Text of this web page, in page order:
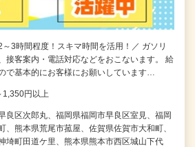
～3時間程度！スキマ時間を活用！／ ガソリ
接客案内・電話対応などをおこないます。 給
で基本的にお客様にお願いしています…
1,350円以上
良区次郎丸、福岡県福岡市早良区室見、福岡
、熊本県荒尾市菰屋、佐賀県佐賀市大和町、
埼町田道ケ里、熊本県熊本市西区城山下代